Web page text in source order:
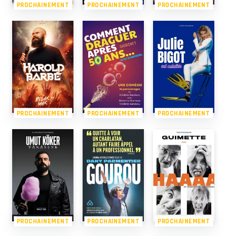
PROCHAINEMENT PROCHAINEMENT PROCHAINEMENT
PROCHAINEMENT PROCHAINEMENT PROCHAINEMENT
PROCHAINEMENT PROCHAINEMENT PROCHAINEMENT